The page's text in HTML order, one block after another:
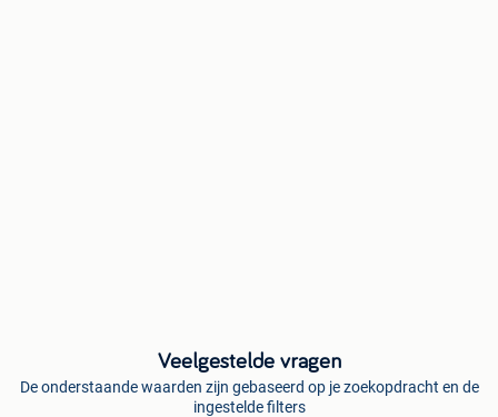
Veelgestelde vragen
De onderstaande waarden zijn gebaseerd op je zoekopdracht en de
ingestelde filters